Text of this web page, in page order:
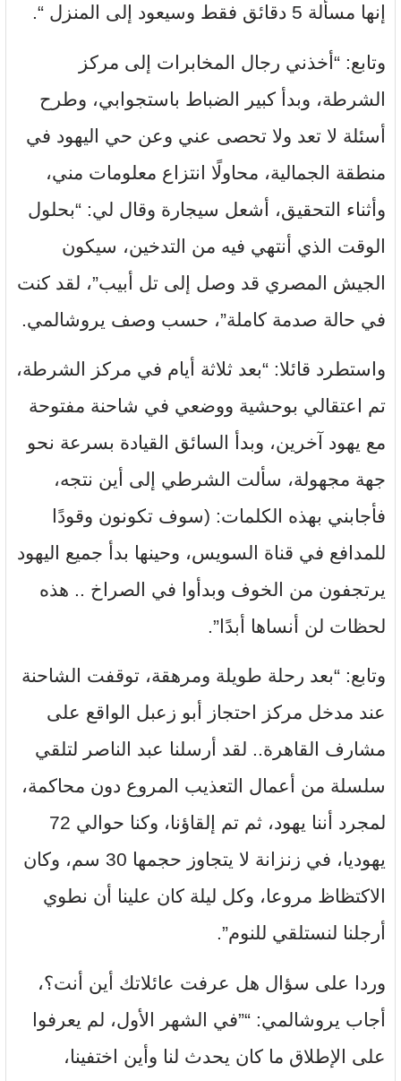
إنها مسألة 5 دقائق فقط وسيعود إلى المنزل “.
وتابع: “أخذني رجال المخابرات إلى مركز
الشرطة، وبدأ كبير الضباط باستجوابي، وطرح
أسئلة لا تعد ولا تحصى عني وعن حي اليهود في
منطقة الجمالية، محاولًا انتزاع معلومات مني،
وأثناء التحقيق، أشعل سيجارة وقال لي: “بحلول
الوقت الذي أنتهي فيه من التدخين، سيكون
الجيش المصري قد وصل إلى تل أبيب”، لقد كنت
في حالة صدمة كاملة”، حسب وصف يروشالمي.
واستطرد قائلا: “بعد ثلاثة أيام في مركز الشرطة،
تم اعتقالي بوحشية ووضعي في شاحنة مفتوحة
مع يهود آخرين، وبدأ السائق القيادة بسرعة نحو
جهة مجهولة، سألت الشرطي إلى أين نتجه،
فأجابني بهذه الكلمات: (سوف تكونون وقودًا
للمدافع في قناة السويس، وحينها بدأ جميع اليهود
يرتجفون من الخوف وبدأوا في الصراخ .. هذه
لحظات لن أنساها أبدًا”.
وتابع: “بعد رحلة طويلة ومرهقة، توقفت الشاحنة
عند مدخل مركز احتجاز أبو زعبل الواقع على
مشارف القاهرة.. لقد أرسلنا عبد الناصر لتلقي
سلسلة من أعمال التعذيب المروع دون محاكمة،
لمجرد أننا يهود، ثم تم إلقاؤنا، وكنا حوالي 72
يهوديا، في زنزانة لا يتجاوز حجمها 30 سم، وكان
الاكتظاظ مروعا، وكل ليلة كان علينا أن نطوي
أرجلنا لنستلقي للنوم”.
وردا على سؤال هل عرفت عائلاتك أين أنت؟،
أجاب يروشالمي: “”في الشهر الأول، لم يعرفوا
على الإطلاق ما كان يحدث لنا وأين اختفينا،